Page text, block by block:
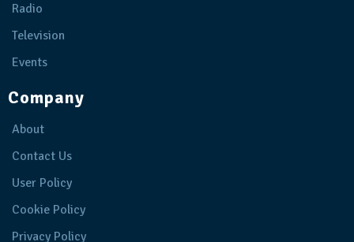
Radio
Television
Events
Company
About
Contact Us
User Policy
Cookie Policy
Privacy Policy